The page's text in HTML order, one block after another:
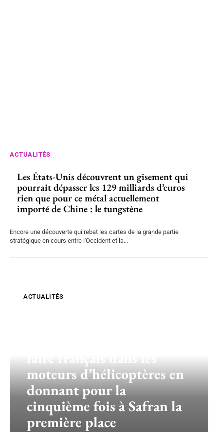
ACTUALITÉS
Les États-Unis découvrent un gisement qui
pourrait dépasser les 129 milliards d’euros
rien que pour ce métal actuellement
importé de Chine : le tungstène
Encore une découverte qui rebat les cartes de la grande partie
stratégique en cours entre l'Occident et la...
ACTUALITÉS
moteurs d’hélicoptères en
donnant pour la
cinquième fois à Safran la
première place